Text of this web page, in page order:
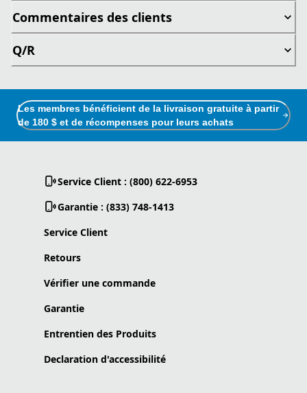
Commentaires des clients
Q/R
Les membres bénéficient de la livraison gratuite à partir
de 180 $ et de récompenses pour leurs achats
Service Client : (800) 622-6953
Garantie : (833) 748-1413
Service Client
Retours
Vérifier une commande
Garantie
Entrentien des Produits
Declaration d'accessibilité